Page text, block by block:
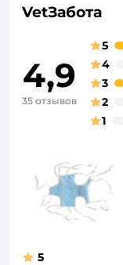
VetЗабота
4,9
35 отзывов
5
4
3
2
1
5